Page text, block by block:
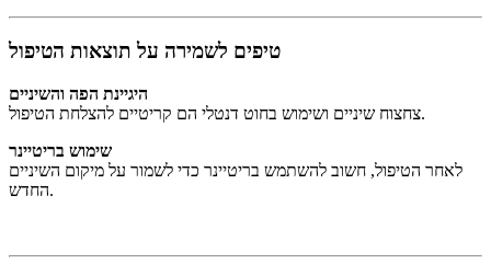
טיפים לשמירה על תוצאות הטיפול
היגיינת הפה והשיניים
צחצוח שיניים ושימוש בחוט דנטלי הם קריטיים להצלחת הטיפול.
שימוש בריטיינר
לאחר הטיפול, חשוב להשתמש בריטיינר כדי לשמור על מיקום השיניים
החדש.